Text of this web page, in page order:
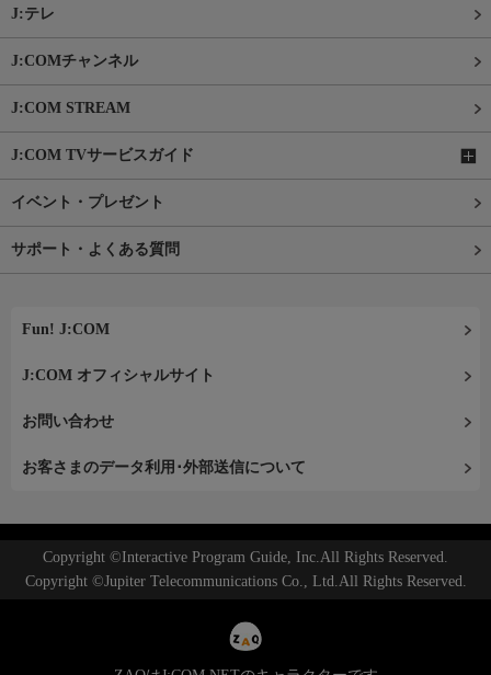
J:テレ
J:COMチャンネル
J:COM STREAM
J:COM TVサービスガイド
イベント・プレゼント
サポート・よくある質問
Fun! J:COM
J:COM オフィシャルサイト
お問い合わせ
お客さまのデータ利用･外部送信について
Copyright ©Interactive Program Guide, Inc.All Rights Reserved.
Copyright ©Jupiter Telecommunications Co., Ltd.All Rights Reserved.